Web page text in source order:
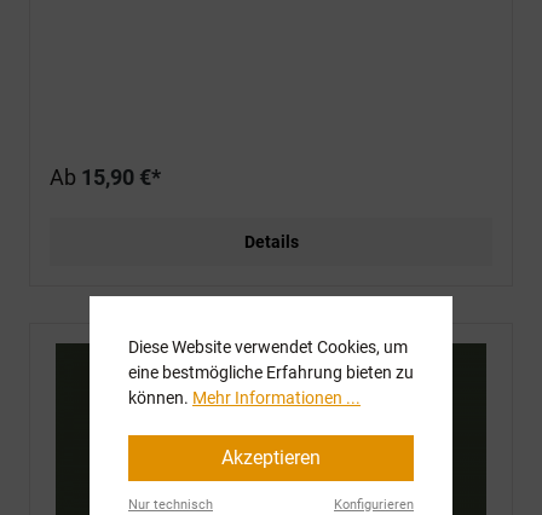
Ab 15,90 €*
Details
Diese Website verwendet Cookies, um
eine bestmögliche Erfahrung bieten zu
können. Mehr Informationen ...
Akzeptieren
Nur technisch
Konfigurieren